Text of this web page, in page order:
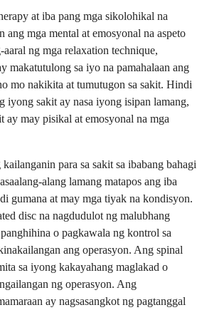
at iba pang mga sikolohikal na
ang mga mental at emosyonal na aspeto
ng mga relaxation technique,
makatutulong sa iyo na pamahalaan ang
mo nakikita at tumutugon sa sakit. Hindi
iyong sakit ay nasa iyong isipan lamang,
may pisikal at emosyonal na mga
para sa sakit sa ibabang bahagi
alang lamang matapos ang iba
gumana at may mga tiyak na kondisyon.
disc na nagdudulot ng malubhang
o pagkawala ng kontrol sa
ang operasyon. Ang spinal
sa iyong kakayahang maglakad o
ng operasyon. Ang
ay nagsasangkot ng pagtanggal